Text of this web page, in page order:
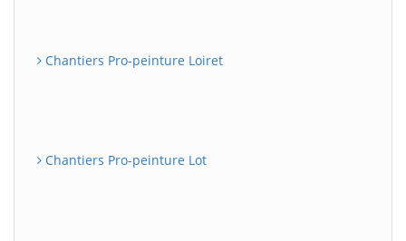
Chantiers Pro-peinture Loiret
Chantiers Pro-peinture Lot